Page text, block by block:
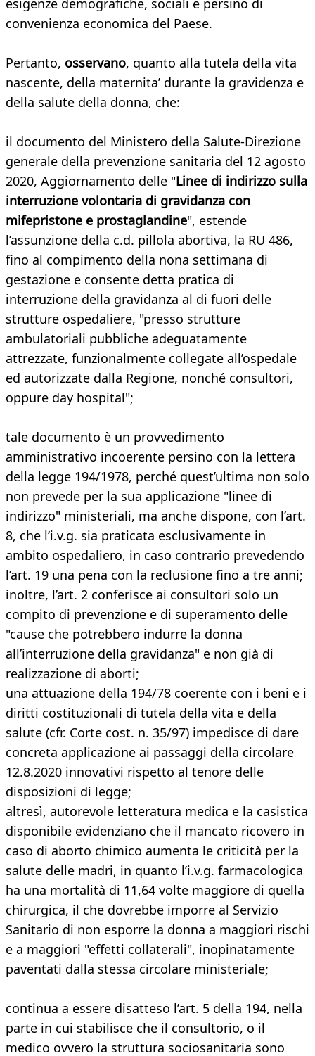
esigenze demografiche, sociali e persino di
convenienza economica del Paese.
Pertanto, osservano, quanto alla tutela della vita
nascente, della maternita’ durante la gravidenza e
della salute della donna, che:
il documento del Ministero della Salute-Direzione
generale della prevenzione sanitaria del 12 agosto
2020, Aggiornamento delle "Linee di indirizzo sulla
interruzione volontaria di gravidanza con
mifepristone e prostaglandine", estende
l’assunzione della c.d. pillola abortiva, la RU 486,
fino al compimento della nona settimana di
gestazione e consente detta pratica di
interruzione della gravidanza al di fuori delle
strutture ospedaliere, "presso strutture
ambulatoriali pubbliche adeguatamente
attrezzate, funzionalmente collegate all’ospedale
ed autorizzate dalla Regione, nonché consultori,
oppure day hospital";
tale documento è un provvedimento
amministrativo incoerente persino con la lettera
della legge 194/1978, perché quest’ultima non solo
non prevede per la sua applicazione "linee di
indirizzo" ministeriali, ma anche dispone, con l’art.
8, che l’i.v.g. sia praticata esclusivamente in
ambito ospedaliero, in caso contrario prevedendo
l’art. 19 una pena con la reclusione fino a tre anni;
inoltre, l’art. 2 conferisce ai consultori solo un
compito di prevenzione e di superamento delle
"cause che potrebbero indurre la donna
all’interruzione della gravidanza" e non già di
realizzazione di aborti;
una attuazione della 194/78 coerente con i beni e i
diritti costituzionali di tutela della vita e della
salute (cfr. Corte cost. n. 35/97) impedisce di dare
concreta applicazione ai passaggi della circolare
12.8.2020 innovativi rispetto al tenore delle
disposizioni di legge;
altresì, autorevole letteratura medica e la casistica
disponibile evidenziano che il mancato ricovero in
caso di aborto chimico aumenta le criticità per la
salute delle madri, in quanto l’i.v.g. farmacologica
ha una mortalità di 11,64 volte maggiore di quella
chirurgica, il che dovrebbe imporre al Servizio
Sanitario di non esporre la donna a maggiori rischi
e a maggiori "effetti collaterali", inopinatamente
paventati dalla stessa circolare ministeriale;
continua a essere disatteso l’art. 5 della 194, nella
parte in cui stabilisce che il consultorio, o il
medico ovvero la struttura sociosanitaria sono